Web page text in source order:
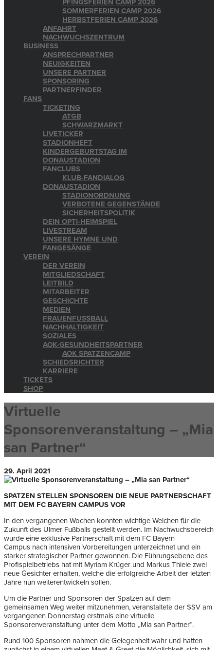
PFINGSFERIEN CAMP 2026
SOMMERFERIEN CAMP 2026
HERBSTFERIEN CAMP 2026
ANFAHRT
NACHWUCHSZENTRUM
BUSINESS
ANSPRECHPARTNER
NEUIGKEITEN
UNSERE PARTNER
SPONSORING
PARTNERFINDER
FANS
TICKETING
ATGB
SCHWARZMARKT
LIVETICKER
STADIONHEFT
KINDERGEBURTSTAG IM
DONAUSTADION
FANCLUBS
KLUB-FANDIALOG
DONAUSTADION
STADIONORDNUNG
VERBOTENE GEGENSTÄNDE
SICHERHEITSPOLITIK
DEIN OPTI-HEIMSPIEL
LIVESTREAM
UNSERE HYMNE UND
FANGESÄNGE
VEREIN
DER VEREIN
MITGLIEDSCHAFT
LEITBILD
MITARBEITER
GESCHICHTE
MEDIEN
FRAUENFUSSBALL
NACHHALTIGKEIT
SOZIALES
AOK-GESUNDHEITSPARTNER
AOK SPATZENCAMP
SCHIEDSRICHTER
KARRIERE
TICKETS
SHOP
Virtuelle
Sponsorenveranstaltung – „Mia
san Partner“
29. April 2021
SPATZEN STELLEN SPONSOREN DIE NEUE PARTNERSCHAFT
MIT DEM FC BAYERN CAMPUS VOR
In den vergangenen Wochen konnten wichtige Weichen für die
Zukunft des Ulmer Fußballs gestellt werden. Im Nachwuchsbereich
wurde eine exklusive Partnerschaft mit dem FC Bayern
Campus nach intensiven Vorbereitungen unterzeichnet und ein
starker strategischer Partner gewonnen. Die Führungsebene des
Profispielbetriebs hat mit Myriam Krüger und Markus Thiele zwei
neue Gesichter erhalten, welche die erfolgreiche Arbeit der letzten
Jahre nun weiterentwickeln sollen.
Um die Partner und Sponsoren der Spatzen auf dem
gemeinsamen Weg weiter mitzunehmen, veranstaltete der SSV am
vergangenen Donnerstag erstmals eine virtuelle
Sponsorenveranstaltung unter dem Motto „Mia san Partner“.
Rund 100 Sponsoren nahmen die Gelegenheit wahr und hatten